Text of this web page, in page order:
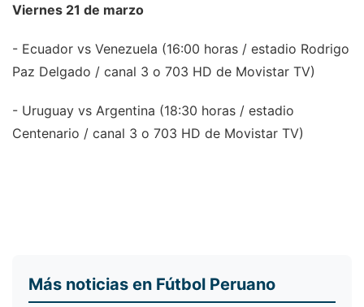
Viernes 21 de marzo
- Ecuador vs Venezuela (16:00 horas / estadio Rodrigo
Paz Delgado / canal 3 o 703 HD de Movistar TV)
- Uruguay vs Argentina (18:30 horas / estadio
Centenario / canal 3 o 703 HD de Movistar TV)
Más noticias en Fútbol Peruano